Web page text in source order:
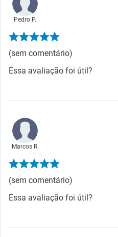
Pedro P.
(sem comentário)
Essa avaliação foi útil?
Marcos R.
(sem comentário)
Essa avaliação foi útil?